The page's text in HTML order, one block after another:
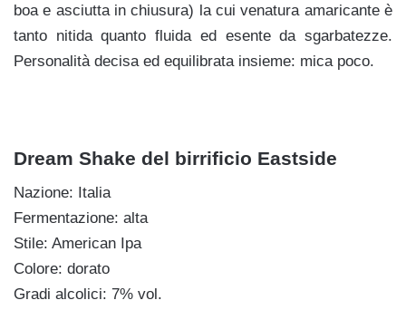
boa e asciutta in chiusura) la cui venatura amaricante è
tanto nitida quanto fluida ed esente da sgarbatezze.
Personalità decisa ed equilibrata insieme: mica poco.
Dream Shake del birrificio Eastside
Nazione: Italia
Fermentazione: alta
Stile: American Ipa
Colore: dorato
Gradi alcolici: 7% vol.